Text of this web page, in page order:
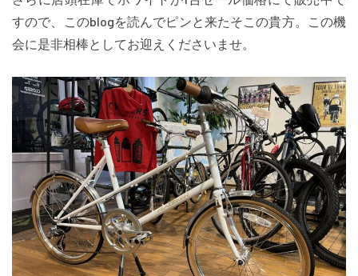
すので、このblogを読んでピンと来たそこの貴方。この機
会に是非相棒としてお迎えくださいませ。